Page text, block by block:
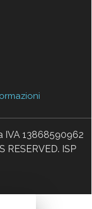
IVA 13868590962
ISP